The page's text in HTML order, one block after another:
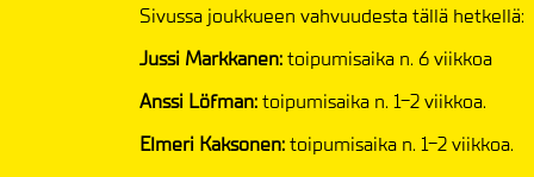
Sivussa joukkueen vahvuudesta tällä hetkellä:
Jussi Markkanen:toipumisaika n. 6 viikkoa
Anssi Löfman:toipumisaika n. 1-2 viikkoa.
Elmeri Kaksonen:toipumisaika n. 1-2 viikkoa.